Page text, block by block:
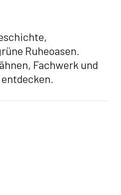
Ruheoasen.
Fachwerk und